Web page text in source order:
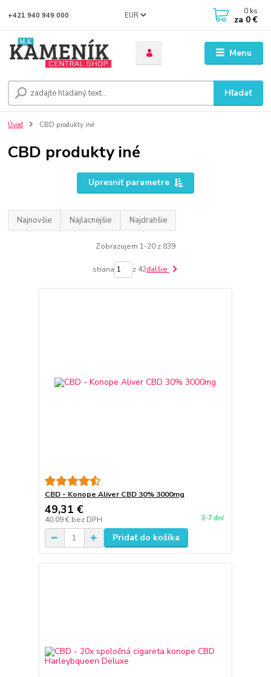
Menu
EUR
Hľadať
+421 940 949 000 0 ks
za 0 €
Úvod CBD produkty iné
CBD produkty iné
Upresniť parametre
Najnovšie Najlacnejšie Najdrahšie
Zobrazujem 1-20 z 839
strana z 42ďalšie
CBD - Konope Aliver CBD 30% 3000mg
49,31 €
40,09 € bez DPH 3-7 dní
Pridať do košíka